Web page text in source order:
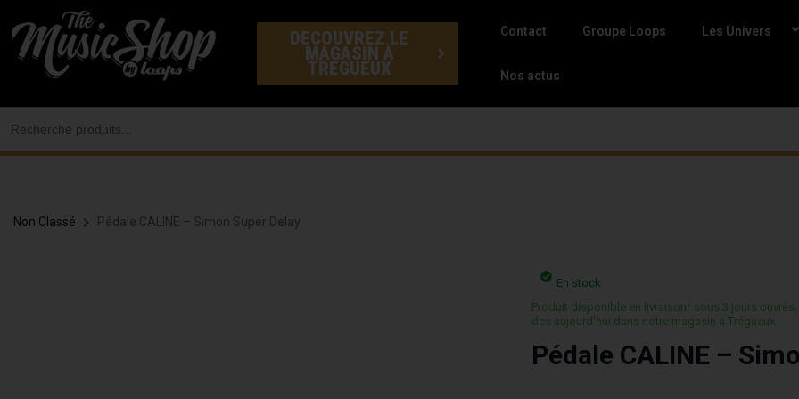
au
contenu
DECOUVREZ LE
MAGASIN À
TREGUEUX
Contact Groupe Loops Les Univers
Nos actus
Non Classé Pédale CALINE – Simon Super Delay
En stock
Produit disponible en livraison¹ sous 3 jours
des aujourd’hui dans notre magasin a Trégueux.
Pédale CALINE –